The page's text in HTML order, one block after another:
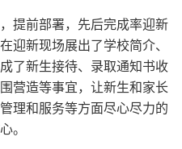
提前部署，先后完成率迎新
迎新现场展出了学校简介、
了新生接待、录取通知书收
营造等事宜，让新生和家长
理和服务等方面尽心尽力的
。